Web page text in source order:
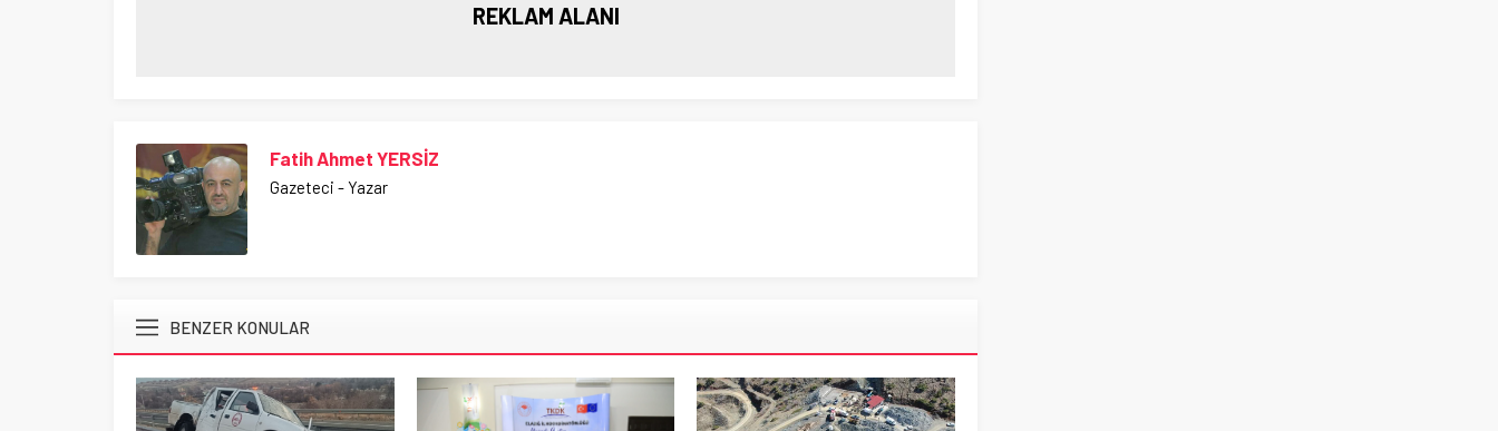
REKLAM ALANI
Fatih Ahmet YERSİZ
Gazeteci - Yazar
BENZER KONULAR